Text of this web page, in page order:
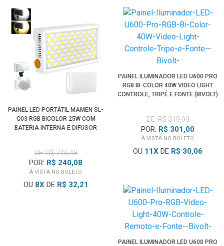
PAINEL LED PORTÁTIL MAMEN SL-
C03 RGB BICOLOR 25W COM
BATERIA INTERNA E DIFUSOR
DE: R$ 246,48
POR: R$ 240,08
À VISTA NO BOLETO
OU 8XDE R$ 32,21
PAINEL ILUMINADOR LED U600 PRO
RGB BI-COLOR 40W VIDEO LIGHT
CONTROLE, TRIPÉ E FONTE (BIVOLT)
DE: R$ 319,99
POR: R$ 301,00
À VISTA NO BOLETO
OU 11X DE R$ 30,06
PAINEL ILUMINADOR LED U600 PRO